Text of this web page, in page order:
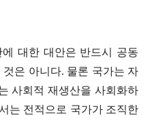
대한 대안은 반드시 공동
것은 아니다. 물론 국가는 자
사회적 재생산을 사회화하
는 전적으로 국가가 조직한